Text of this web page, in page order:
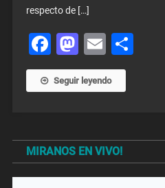
respecto de […]
Facebook
Mastodon
Email
Seguir leyendo
MIRANOS EN VIVO!